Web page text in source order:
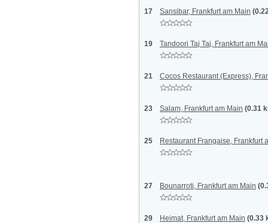
17 Sansibar, Frankfurt am Main
19 Tandoori Taj Taj, Frankfurt am
21 Cocos Restaurant (Express),
23 Salam, Frankfurt am Main (0.31
25 Restaurant Frangaise, Frankfurt
27 Bounarroti, Frankfurt am Main
29 Heimat, Frankfurt am Main (0.33